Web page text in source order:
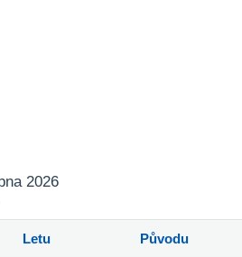
2026
Letu Původu